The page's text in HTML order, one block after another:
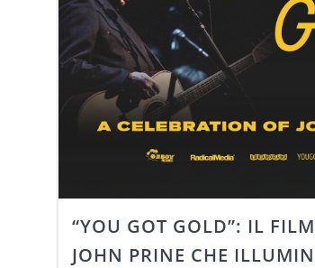
“YOU GOT GOLD”: IL
JOHN PRINE CHE